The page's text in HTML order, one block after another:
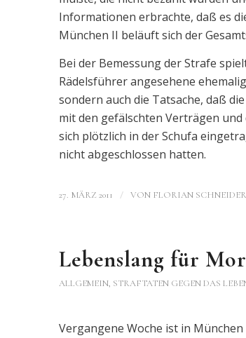
Informationen erbrachte, daß es
München II beläuft sich der
Bei der Bemessung der Strafe
Rädelsführer angesehene
sondern auch die Tatsache, daß
mit den gefälschten Verträgen
sich plötzlich in der Schufa
nicht abgeschlossen hatten.
27. MÄRZ 2011 / VON FLORIAN SCHNEIDER
Lebenslang für
ALLGEMEIN, STRAFTATEN GEGEN DAS
Vergangene Woche ist in